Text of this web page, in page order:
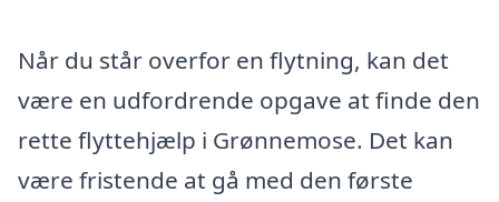
Når du står overfor en flytning, kan det
være en udfordrende opgave at finde den
rette flyttehjælp i Grønnemose. Det kan
være fristende at gå med den første